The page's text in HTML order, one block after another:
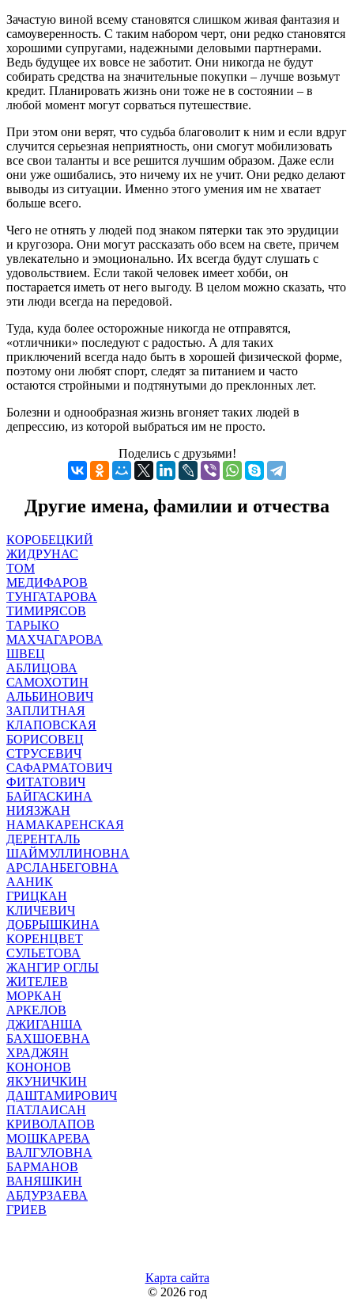
Зачастую виной всему становятся слишком живая фантазия и
самоуверенность. С таким набором черт, они редко становятся
хорошими супругами, надежными деловыми партнерами.
Ведь будущее их вовсе не заботит. Они никогда не будут
собирать средства на значительные покупки – лучше возьмут
кредит. Планировать жизнь они тоже не в состоянии – в
любой момент могут сорваться путешествие.
При этом они верят, что судьба благоволит к ним и если вдруг
случится серьезная неприятность, они смогут мобилизовать
все свои таланты и все решится лучшим образом. Даже если
они уже ошибались, это ничему их не учит. Они редко делают
выводы из ситуации. Именно этого умения им не хватает
больше всего.
Чего не отнять у людей под знаком пятерки так это эрудиции
и кругозора. Они могут рассказать обо всем на свете, причем
увлекательно и эмоционально. Их всегда будут слушать с
удовольствием. Если такой человек имеет хобби, он
постарается иметь от него выгоду. В целом можно сказать, что
эти люди всегда на передовой.
Туда, куда более осторожные никогда не отправятся,
«отличники» последуют с радостью. А для таких
приключений всегда надо быть в хорошей физической форме,
поэтому они любят спорт, следят за питанием и часто
остаются стройными и подтянутыми до преклонных лет.
Болезни и однообразная жизнь вгоняет таких людей в
депрессию, из которой выбраться им не просто.
Поделись с друзьями!
Другие имена, фамилии и отчества
КОРОБЕЦКИЙ
ЖИДРУНАС
ТОМ
МЕДИФАРОВ
ТУНГАТАРОВА
ТИМИРЯСОВ
ТАРЫКО
МАХЧАГАРОВА
ШВЕЦ
АБЛИЦОВА
САМОХОТИН
АЛЬБИНОВИЧ
ЗАПЛИТНАЯ
КЛАПОВСКАЯ
БОРИСОВЕЦ
СТРУСЕВИЧ
САФАРМАТОВИЧ
ФИТАТОВИЧ
БАЙГАСКИНА
НИЯЗЖАН
НАМАКАРЕНСКАЯ
ДЕРЕНТАЛЬ
ШАЙМУЛЛИНОВНА
АРСЛАНБЕГОВНА
ААНИК
ГРИЦКАН
КЛИЧЕВИЧ
ДОБРЫШКИНА
КОРЕНЦВЕТ
СУЛЬЕТОВА
ЖАНГИР ОГЛЫ
ЖИТЕЛЕВ
МОРКАН
АРКЕЛОВ
ДЖИГАНША
БАХШОЕВНА
ХРАДЖЯН
КОНОНОВ
ЯКУНИЧКИН
ДАШТАМИРОВИЧ
ПАТЛАИСАН
КРИВОЛАПОВ
МОШКАРЕВА
ВАЛГУЛОВНА
БАРМАНОВ
ВАНЯШКИН
АБДУРЗАЕВА
ГРИЕВ
Карта сайта
© 2026 год